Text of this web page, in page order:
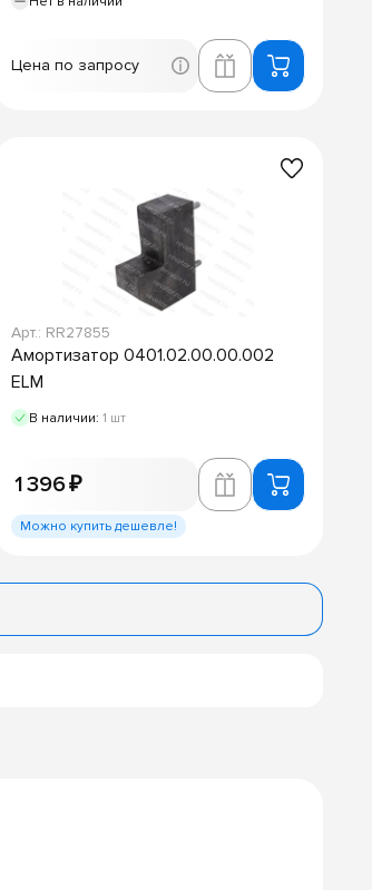
Цена по запросу
Арт.: RR27855
Амортизатор 0401.02.00.00.002
ELM
В наличии: 1 шт
1 396 ₽
Можно купить дешевле!